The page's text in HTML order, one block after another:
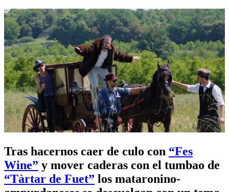
Tras hacernos caer de culo con “Fes
Wine” y mover caderas con el tumbao de
“Tàrtar de Fuet” los mataronino-